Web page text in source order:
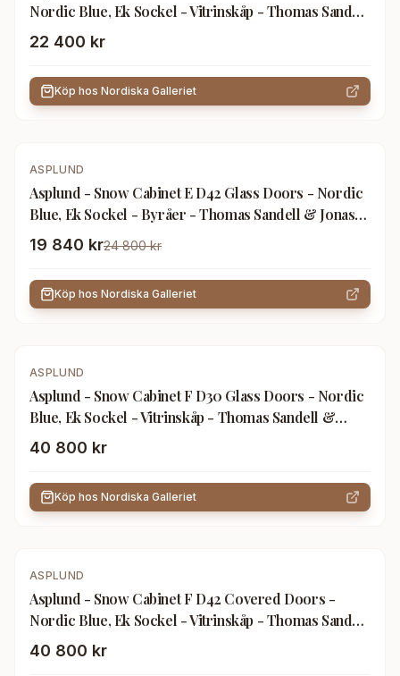
Nordic Blue, Ek Sockel - Vitrinskåp - Thomas Sandell
& Jonas Bohlin - Blå - Trä
22 400 kr
Köp hos Nordiska Galleriet
-20 %
ASPLUND
Asplund - Snow Cabinet E D42 Glass Doors - Nordic
Blue, Ek Sockel - Byråer - Thomas Sandell & Jonas
Bohlin - Blå - Trä
19 840 kr24 800 kr
Köp hos Nordiska Galleriet
ASPLUND
Asplund - Snow Cabinet F D30 Glass Doors - Nordic
Blue, Ek Sockel - Vitrinskåp - Thomas Sandell &
Jonas Bohlin - Blå - Trä
40 800 kr
Köp hos Nordiska Galleriet
ASPLUND
Asplund - Snow Cabinet F D42 Covered Doors -
Nordic Blue, Ek Sockel - Vitrinskåp - Thomas Sandell
& Jonas Bohlin - Blå - Trä
40 800 kr